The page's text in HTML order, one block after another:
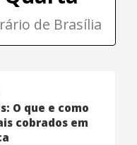
de Brasília
O que e como
cobrados em